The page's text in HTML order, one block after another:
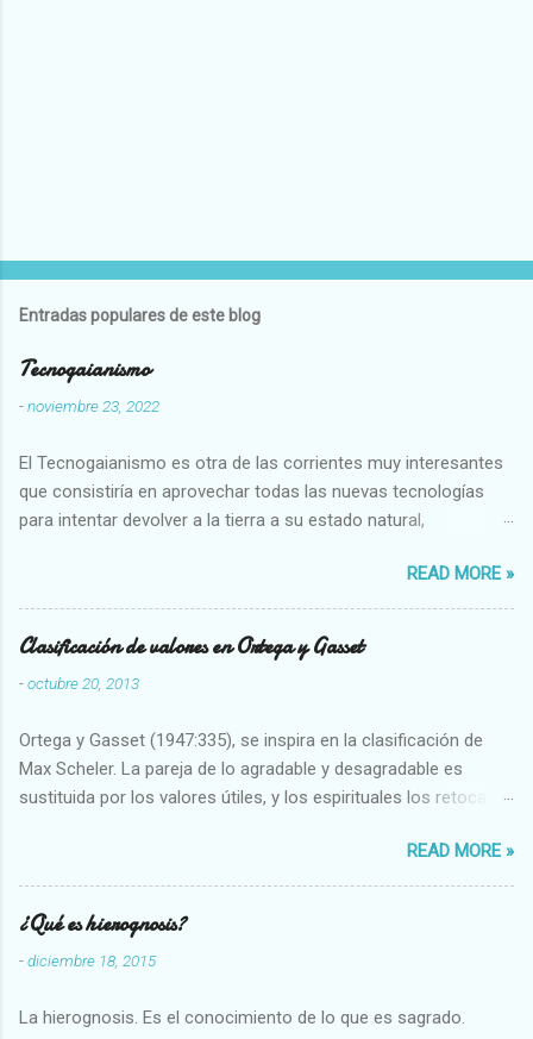
Entradas populares de este blog
Tecnogaianismo
-noviembre 23, 2022
El Tecnogaianismo es otra de las corrientes muy interesantes
que consistiría en aprovechar todas las nuevas tecnologías
para intentar devolver a la tierra a su estado natural,
READ MORE »
Clasificación de valores en Ortega y Gasset
-octubre 20, 2013
Ortega y Gasset (1947:335), se inspira en la clasificación de
Max Scheler. La pareja de lo agradable y desagradable es
sustituida por los valores útiles, y los espirituales los retoca.
Abundante-Escaso,etc 2 VITALES Sano-Enfermo Selecto-
Vulgar Enérgico-Inerte Fuerte-Débil,etc. 3 ESPIRITUALES a)
Intelectuales Conocimiento-Error Exacto-Aproximado
Evidente-Probable,etc b) Morales Bueno-malo Bondadoso-
malvado Justo-Injusto Escrupuloso-Relajado Leal-Desleal,etc.
Armonioso-Inarmonioso 4 RELIGIOSOS Santo-Pr...
READ MORE »
¿Qué es hierognosis?
-diciembre 18, 2015
La hierognosis. Es el conocimiento de lo que es sagrado.